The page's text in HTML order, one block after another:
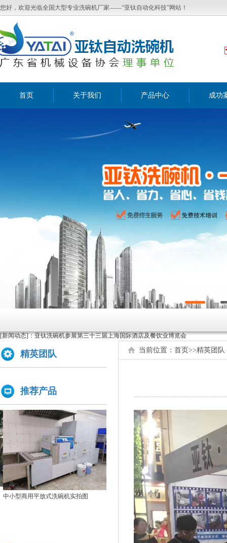
您好，欢迎光临全国大型专业洗碗机厂家——“亚钛自动化科技”网站！
首页 关于我们 产品中心 成功
[新闻动态]：
原来洗碗机还能洗菜洗龙虾！
如何正确的使用商用洗碗机确保清洗效果？
亚钛洗碗机参展第三十三届上海国际酒店及餐饮业博览会
高效稳定且具潜力的创业选择：洗碗机
亚钛洗碗机参展第三十三届上海国际酒店及餐饮业博览会
学校食堂采购洗碗机的必要性分析
为什么要选择国产品牌的洗碗机?
洗碗机比手洗更卫生？更节水？更高效？
你们学校还没有用上学校食堂洗碗机吗？
原来洗碗机还能洗菜洗龙虾！
如何正确的使用商用洗碗机确保清洗效果？
为什么不能贪便宜买低价的洗碗机
亚钛洗碗机参展第三十三届上海国际酒店及餐饮业博览会
高效稳定且具潜力的创业选择：洗碗机
全自动洗碗机：清洗新革命，降本增效
精英团队
推荐产品
中小型商用平放式洗碗机实拍图
商用揭盖式洗碗机实拍图
当前位置： 首页>>精英团队